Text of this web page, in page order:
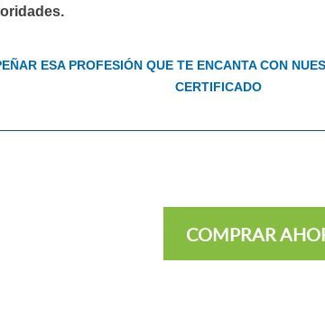
ESA PROFESIÓN QUE TE ENCANTA CON
CERTIFICADO
COMPRAR